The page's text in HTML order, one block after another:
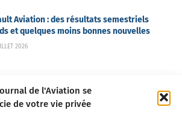
de l'Aviation se
de votre vie privée
Aviation : des résultats semestriels
et quelques moins bonnes nouvelles
2026